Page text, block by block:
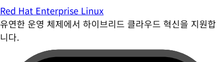
Red Hat Enterprise Linux
유연한 운영 체제에서 하이브리드 클라우드 혁신을 지원합
니다.